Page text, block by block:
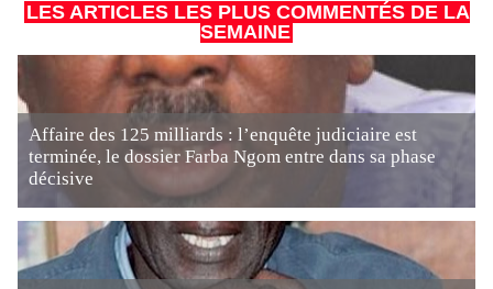
LES ARTICLES LES PLUS COMMENTÉS DE LA
SEMAINE
Affaire des 125 milliards : l’enquête judiciaire est
terminée, le dossier Farba Ngom entre dans sa phase
décisive